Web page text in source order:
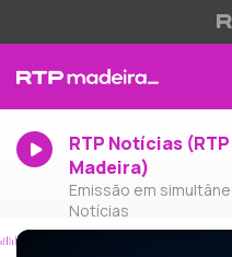
RTP Notícias (RTP
Madeira)
Emissão em
Notícias